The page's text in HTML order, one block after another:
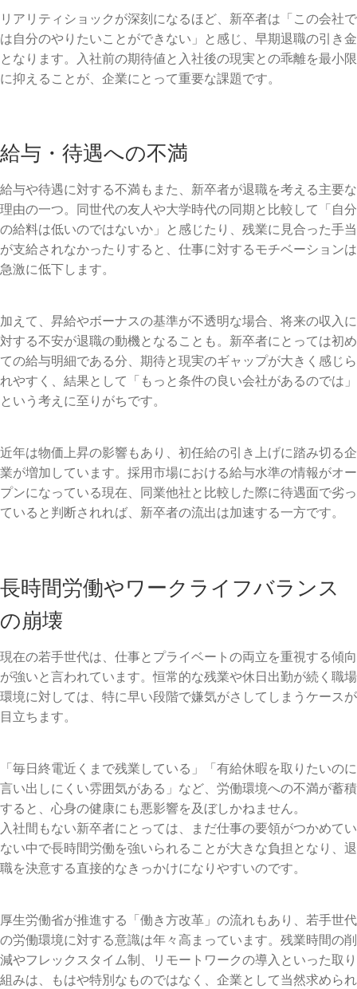
リアリティショックが深刻になるほど、新卒者は「この会社で
は自分のやりたいことができない」と感じ、早期退職の引き金
となります。入社前の期待値と入社後の現実との乖離を最小限
に抑えることが、企業にとって重要な課題です。
給与・待遇への不満
給与や待遇に対する不満もまた、新卒者が退職を考える主要な
理由の一つ。同世代の友人や大学時代の同期と比較して「自分
の給料は低いのではないか」と感じたり、残業に見合った手当
が支給されなかったりすると、仕事に対するモチベーションは
急激に低下します。
加えて、昇給やボーナスの基準が不透明な場合、将来の収入に
対する不安が退職の動機となることも。新卒者にとっては初め
ての給与明細である分、期待と現実のギャップが大きく感じら
れやすく、結果として「もっと条件の良い会社があるのでは」
という考えに至りがちです。
近年は物価上昇の影響もあり、初任給の引き上げに踏み切る企
業が増加しています。採用市場における給与水準の情報がオー
プンになっている現在、同業他社と比較した際に待遇面で劣っ
ていると判断されれば、新卒者の流出は加速する一方です。
長時間労働やワークライフバランス
の崩壊
現在の若手世代は、仕事とプライベートの両立を重視する傾向
が強いと言われています。恒常的な残業や休日出勤が続く職場
環境に対しては、特に早い段階で嫌気がさしてしまうケースが
目立ちます。
「毎日終電近くまで残業している」「有給休暇を取りたいのに
言い出しにくい雰囲気がある」など、労働環境への不満が蓄積
すると、心身の健康にも悪影響を及ぼしかねません。
入社間もない新卒者にとっては、まだ仕事の要領がつかめてい
ない中で長時間労働を強いられることが大きな負担となり、退
職を決意する直接的なきっかけになりやすいのです。
厚生労働省が推進する「働き方改革」の流れもあり、若手世代
の労働環境に対する意識は年々高まっています。残業時間の削
減やフレックスタイム制、リモートワークの導入といった取り
組みは、もはや特別なものではなく、企業として当然求められ